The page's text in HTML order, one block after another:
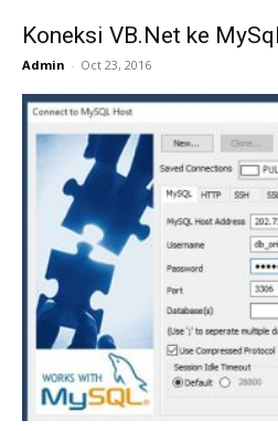
Koneksi VB.Net ke
Admin - Oct 23, 2016